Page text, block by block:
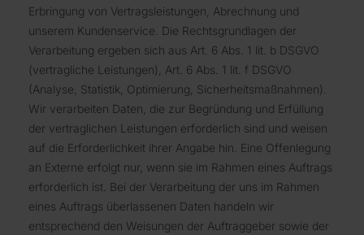
Erbringung von Vertragsleistungen, Abrechnung und
unserem Kundenservice. Die Rechtsgrundlagen der
Verarbeitung ergeben sich aus Art. 6 Abs. 1 lit. b DSGVO
(vertragliche Leistungen), Art. 6 Abs. 1 lit. f DSGVO
(Analyse, Statistik, Optimierung, Sicherheitsmaßnahmen).
Wir verarbeiten Daten, die zur Begründung und Erfüllung
der vertraglichen Leistungen erforderlich sind und weisen
auf die Erforderlichkeit ihrer Angabe hin. Eine Offenlegung
an Externe erfolgt nur, wenn sie im Rahmen eines Auftrags
erforderlich ist. Bei der Verarbeitung der uns im Rahmen
eines Auftrags überlassenen Daten handeln wir
entsprechend den Weisungen der Auftraggeber sowie der